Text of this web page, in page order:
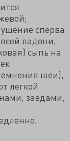
сперва
ладони,
сыпь на
шеи),
легкой
заедами,